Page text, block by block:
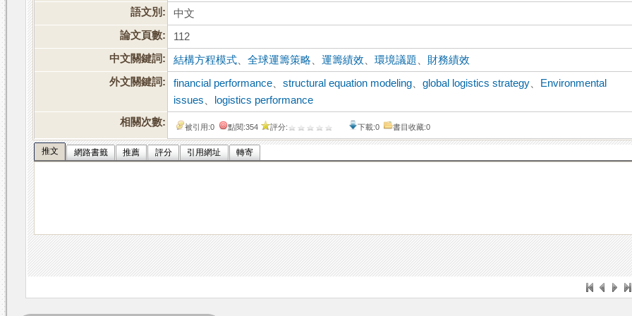
語文別:
中文
論文頁數:
112
中文關鍵詞:
結構方程模式 、全球運籌策略 、運籌績效 、環境議題
財務績效
外文關鍵詞:
financial performance 、structural equation modeling 、global logistics strategy
Environmental
issues
logistics performance
相關次數:
被引用:0 點閱:354 評分: 下載:0 書目收藏:0
推文 網路書籤 推薦 評分 引用網址 轉寄